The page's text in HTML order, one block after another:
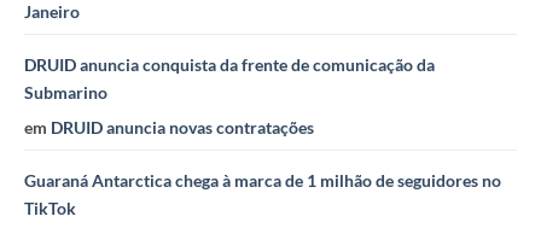
Janeiro
DRUID anuncia conquista da frente de comunicação da
Submarino
em DRUID anuncia novas contratações
Guaraná Antarctica chega à marca de 1 milhão de seguidores no
TikTok